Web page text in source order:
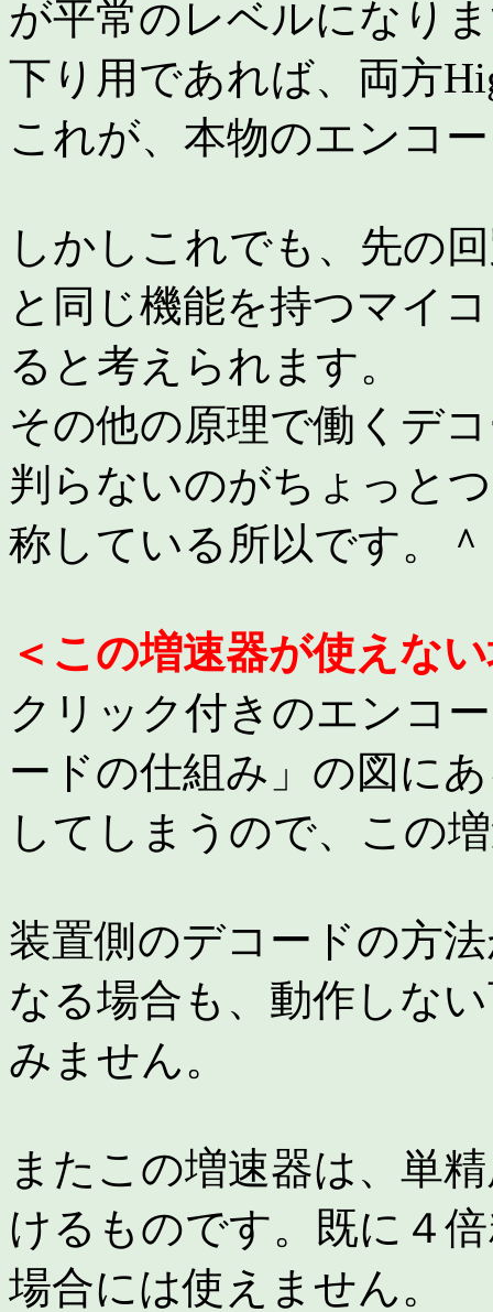
が平常のレベルになり
下り用であれば、両方
これが、本物のエンコ
しかしこれでも、先の
と同じ機能を持つマイ
ると考えられます。
その他の原理で働くデ
判らないのがちょっと
称している所以です。
＜この増速器が使えな
クリック付きのエンコ
ードの仕組み」の図に
してしまうので、この
装置側のデコードの方
なる場合も、動作しな
みません。
またこの増速器は、単
けるものです。既に４
場合には使えません。